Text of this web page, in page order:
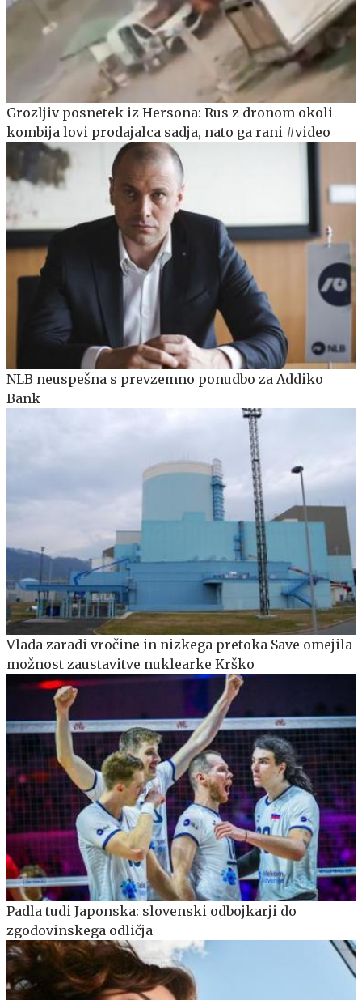
Grozljiv posnetek iz Hersona: Rus z dronom okoli
kombija lovi prodajalca sadja, nato ga rani #video
NLB neuspešna s prevzemno ponudbo za Addiko
Bank
Vlada zaradi vročine in nizkega pretoka Save omejila
možnost zaustavitve nuklearke Krško
Padla tudi Japonska: slovenski odbojkarji do
zgodovinskega odličja